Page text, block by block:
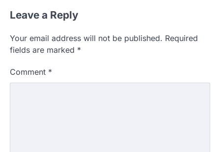
Leave a Reply
Your email address will not be published. Required
fields are marked *
Comment *